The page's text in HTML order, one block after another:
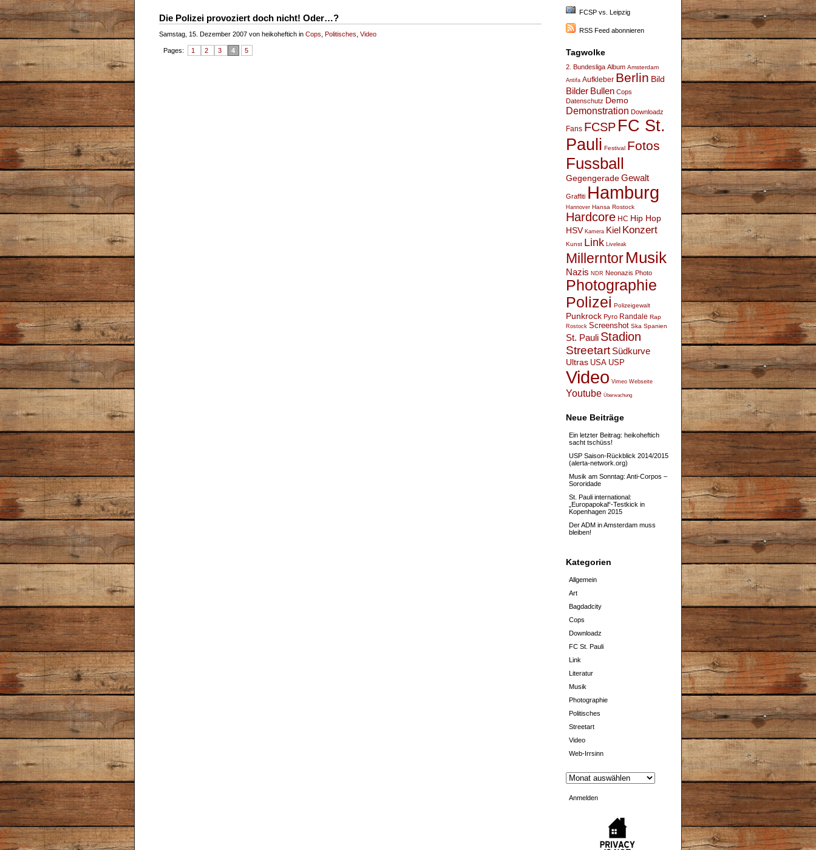
FCSP vs. Leipzig
RSS Feed abonnieren
Tagwolke
2. Bundesliga Album Amsterdam
Antifa Aufkleber Berlin Bild
Bilder Bullen Cops
Datenschutz Demo
Demonstration Downloadz
Fans FCSP FC St.
Pauli Festival Fotos
Fussball
GegengeradeGewalt
Graffiti Hamburg
Hannover Hansa Rostock
Hardcore HC Hip Hop
HSV Kamera Kiel Konzert
Kunst Link Liveleak
Millerntor Musik
Nazis NDR Neonazis Photo
Photographie
Polizei Polizeigewalt
Punkrock Pyro Randale Rap
Rostock Screenshot Ska Spanien
St. Pauli Stadion
Streetart Südkurve
Ultras USA USP
Video Vimeo Webseite
Youtube Überwachung
Neue Beiträge
Ein letzter Beitrag: heikoheftich
sacht tschüss!
USP Saison-Rückblick 2014/2015
(alerta-network.org)
Musik am Sonntag: Anti-Corpos –
Sororidade
St. Pauli international:
„Europapokal“-Testkick in
Kopenhagen 2015
Der ADM in Amsterdam muss
bleiben!
Kategorien
Allgemein
Art
Bagdadcity
Cops
Downloadz
FC St. Pauli
Link
Literatur
Musik
Photographie
Politisches
Streetart
Video
Web-Irrsinn
Anmelden
Die Polizei provoziert doch nicht! Oder…?
Samstag, 15. Dezember 2007 von heikoheftich in Cops Politisches Video
Pages: 1 2 3 4 5